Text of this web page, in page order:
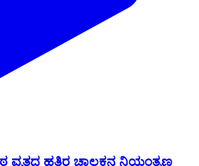
ವೃತ್ತದ ಹತ್ತಿರ ಚಾಲಕನ ನಿಯಂತ್ರಣ